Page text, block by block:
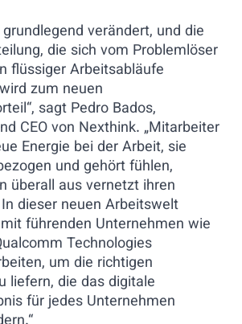
verändert, und die
die sich vom Problemlöser
flüssiger Arbeitsabläufe
zum neuen
sagt Pedro Bados,
CEO von Nexthink. „Mitarbeiter
Energie bei der Arbeit, sie
und gehört fühlen,
überall aus vernetzt ihren
dieser neuen Arbeitswelt
führenden Unternehmen wie
Technologies
um die richtigen
liefern, die das digitale
für jedes Unternehmen